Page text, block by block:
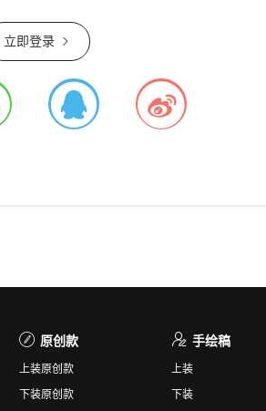
立即登录
原创款
上装原创款
下装原创款
手绘稿
上装
下装